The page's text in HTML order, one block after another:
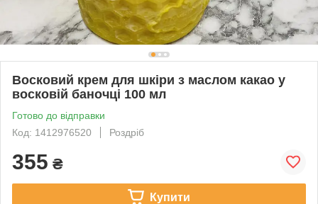
Восковий крем для шкіри з маслом какао у
восковій баночці 100 мл
Готово до відправки
Код: 1412976520
Роздріб
355 ₴
Купити